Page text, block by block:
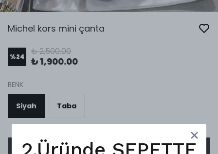
Michel kors mini çanta
%24 ₺ 2,500.00
₺ 1,900.00
RENK
Siyah Taba
SEPETE EKLE